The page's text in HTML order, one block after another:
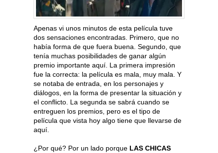
Apenas vi unos minutos de esta película tuve
dos sensaciones encontradas. Primero, que no
había forma de que fuera buena. Segundo, que
tenía muchas posibilidades de ganar algún
premio importante aquí. La primera impresión
fue la correcta: la película es mala, muy mala. Y
se notaba de entrada, en los personajes y
diálogos, en la forma de presentar la situación y
el conflicto. La segunda se sabrá cuando se
entreguen los premios, pero es el tipo de
película que vista hoy algo tiene que llevarse de
aquí.
¿Por qué? Por un lado porque LAS CHICAS